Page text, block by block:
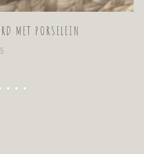
MET PORSELEIN